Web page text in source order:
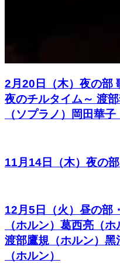
2月20日（木）夜の部
夜のチルタイム～ 渡
（ソプラノ）岡田華子
11月14日（木）夜の
12月5日（火）昼の部
（ホルン）葛西亮（
渡部鷹規（ホルン）黑
（ホルン）